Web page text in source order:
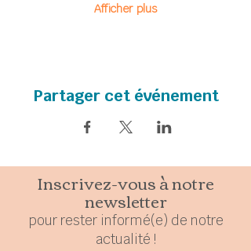
Afficher plus
Partager cet événement
Inscrivez-vous à notre
newsletter
pour resterinformé(e) de notre
actualité !